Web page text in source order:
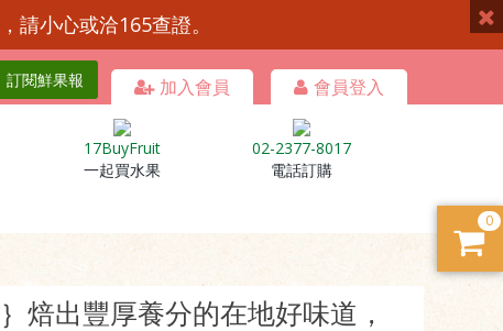
請小心或洽165查證。
加入會員 會員登入
訂閱鮮果報
17BuyFruit
一起買水果
02-2377-8017
電話訂購
焙出豐厚養分的在地好味道，
0